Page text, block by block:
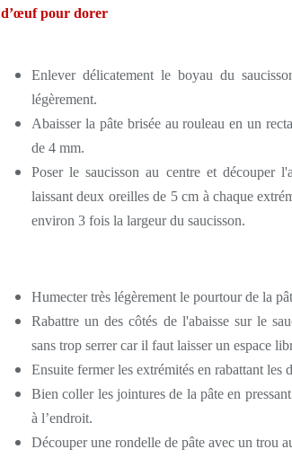
d’œuf pour dorer
Enlever délicatement le boyau du
légèrement.
Abaisser la pâte brisée au rouleau en un
de 4 mm.
Poser le saucisson au centre et découper
laissant deux oreilles de 5 cm à chaque
environ 3 fois la largeur du saucisson.
Humecter très légèrement le pourtour de la
Rabattre un des côtés de l'abaisse sur le
sans trop serrer car il faut laisser un espace
Ensuite fermer les extrémités en rabattant les
Bien coller les jointures de la pâte en
à l’endroit.
Découper une rondelle de pâte avec un trou